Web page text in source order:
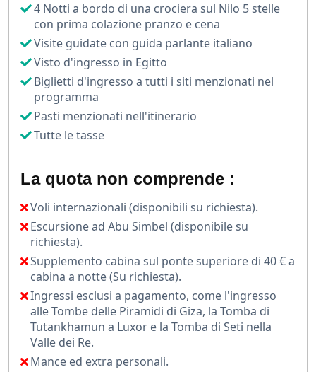
Proseguirai con la visita al nuovissimo Grande Museo
Egizio (GEM), una delle istituzioni museali più
moderne e ricche al mondo, che ospita migliaia di
reperti straordinari, tra cui i tesori di Tutankhamon.
Dopo le giornate al Cairo, volerai verso Luxor, punto di
partenza per una crociera sul Nilo ricca di fascino e
scenari senza tempo.
lungoil fiumepiù lungo del mondo, visitando siti
straordinari come il Tempio di Karnak,la Valle dei Re
il Tempio di Hatshepsut e molti altri luoghi carichi di
storia e mistero.
Durante la crociera, avrai l’occasione di rilassarti
cucina locale e vivere un Capodanno unico sotto le
stelle egiziane.
Un viaggio pensato per chi vuole salutare il nuovo
4 Notti a bordo di una crociera sul Nilo 5 stelle
con prima colazione pranzo e cena
Visite guidate con guida parlante italiano
Visto d'ingresso in Egitto
Biglietti d'ingresso a tutti i siti menzionati nel
programma
Pasti menzionati nell'itinerario
Tutte le tasse
La quota non comprende :
Voli internazionali (disponibili su richiesta).
Escursione ad Abu Simbel (disponibile su
richiesta).
Supplemento cabina sul ponte superiore di 40 € a
cabina a notte (Su richiesta).
Ingressi esclusi a pagamento, come l'ingresso
alle Tombe delle Piramidi di Giza, la Tomba di
Tutankhamun a Luxor e la Tomba di Seti nella
Valle dei Re.
Mance ed extra personali.